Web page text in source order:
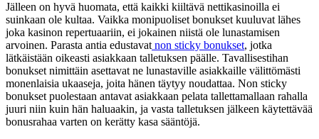
Jälleen on hyvä huomata, että kaikki kiiltävä nettikasinoilla ei
suinkaan ole kultaa. Vaikka monipuoliset bonukset kuuluvat lähes
joka kasinon repertuaariin, ei jokainen niistä ole lunastamisen
arvoinen. Parasta antia edustavat non sticky bonukset, jotka
lätkäistään oikeasti asiakkaan talletuksen päälle. Tavallisestihan
bonukset nimittäin asettavat ne lunastaville asiakkaille välittömästi
monenlaisia ukaaseja, joita hänen täytyy noudattaa. Non sticky
bonukset puolestaan antavat asiakkaan pelata tallettamallaan rahalla
juuri niin kuin hän haluaakin, ja vasta talletuksen jälkeen käytettävää
bonusrahaa varten on kerätty kasa sääntöjä.